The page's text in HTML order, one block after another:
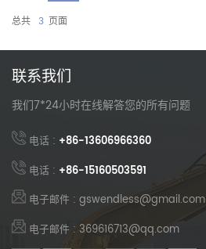
总共 3 页面
联系我们
我们7*24小时在线解答您的所有问题
电话 : +86-13606966360
电话 : +86-15160503591
电子邮件 : gswendless@gmail.com
电子邮件 : 369616713@qq.com